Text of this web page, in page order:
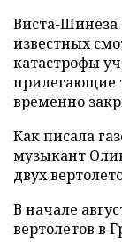
Виста-Шинеза
известных
катастрофы
прилегающие
временно
Как писала
музыкант
двух
В начале
вертолетов в